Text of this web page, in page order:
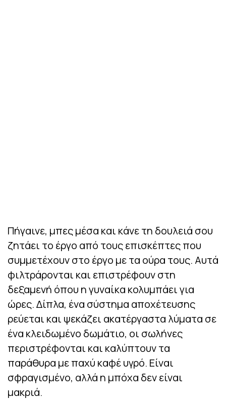
Πήγαινε, μπες μέσα και κάνε τη δουλειά σου
ζητάει το έργο από τους επισκέπτες που
συμμετέχουν στο έργο με τα ούρα τους. Αυτά
φιλτράρονται και επιστρέφουν στη
δεξαμενή όπου η γυναίκα κολυμπάει για
ώρες. Δίπλα, ένα σύστημα αποχέτευσης
ρεύεται και ψεκάζει ακατέργαστα λύματα σε
ένα κλειδωμένο δωμάτιο, οι σωλήνες
περιστρέφονται και καλύπτουν τα
παράθυρα με παχύ καφέ υγρό. Είναι
σφραγισμένο, αλλά η μπόχα δεν είναι
μακριά.